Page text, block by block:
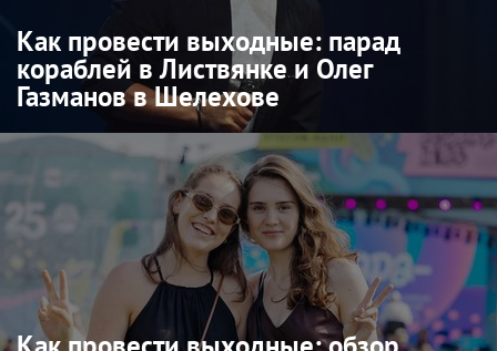
Как провести выходные: парад
кораблей в Листвянке и Олег
Газманов в Шелехове